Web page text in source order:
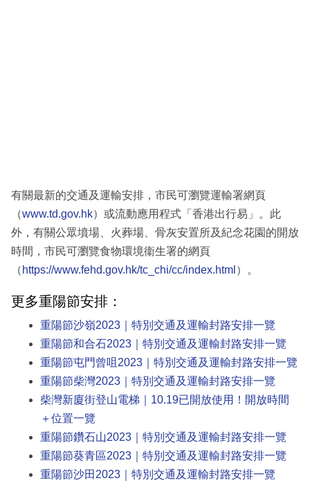
有關最新的交通及運輸安排，市民可瀏覽運輸署網頁
（www.td.gov.hk）或流動應用程式「香港出行易」。此
外，有關公眾墳場、火葬場、骨灰安置所及紀念花園的開放
時間，市民可瀏覽食物環境衞生署的網頁
（ https://www.fehd.gov.hk/tc_chi/cc/index.html ）。
更多重陽節安排：
重陽節沙嶺2023｜特別交通及運輸封路安排一覽
重陽節和合石2023｜特別交通及運輸封路安排一覽
重陽節屯門曾咀2023｜特別交通及運輸封路安排一覽
重陽節柴灣2023｜特別交通及運輸封路安排一覽
柴灣新廈街登山電梯｜10.19已開放使用！開放時間
＋位置一覽
重陽節鑽石山2023｜特別交通及運輸封路安排一覽
重陽節葵青區2023｜特別交通及運輸封路安排一覽
重陽節沙田2023｜特別交通及運輸封路安排一覽